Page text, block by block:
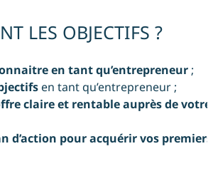
LES OBJECTIFS ?
en tant qu’entrepreneur ;
en tant qu’entrepreneur ;
claire et rentable auprès de votre
d’action pour acquérir vos premiers